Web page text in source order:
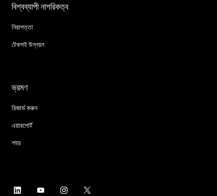
বিশ্বব্যাপী নাগরিকত্ব
নিরাপত্তা
টেকসই উন্নয়ন
ভ্রমণ
রিজার্ভ করুন
এয়ারপোর্ট
শহর